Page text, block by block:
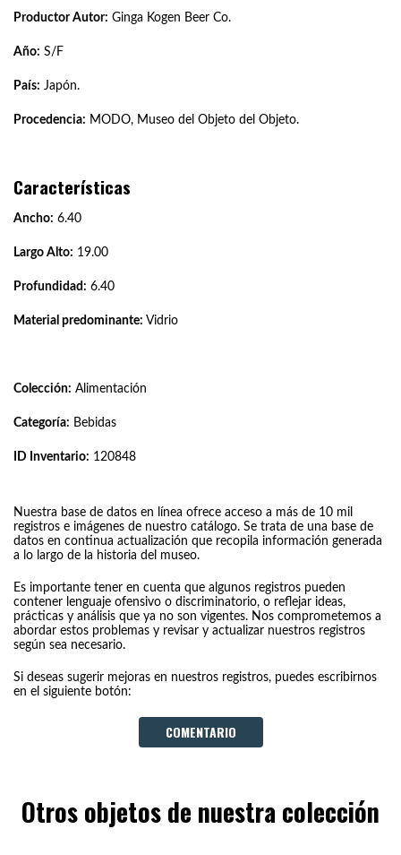
Productor Autor: Ginga Kogen Beer Co.
Año: S/F
País: Japón.
Procedencia: MODO, Museo del Objeto del Objeto.
Características
Ancho: 6.40
Largo Alto: 19.00
Profundidad: 6.40
Material predominante: Vidrio
Colección: Alimentación
Categoría: Bebidas
ID Inventario: 120848
Nuestra base de datos en línea ofrece acceso a más de 10 mil
registros e imágenes de nuestro catálogo. Se trata de una base de
datos en continua actualización que recopila información generada
a lo largo de la historia del museo.
Es importante tener en cuenta que algunos registros pueden
contener lenguaje ofensivo o discriminatorio, o reflejar ideas,
prácticas y análisis que ya no son vigentes. Nos comprometemos a
abordar estos problemas y revisar y actualizar nuestros registros
según sea necesario.
Si deseas sugerir mejoras en nuestros registros, puedes escribirnos
en el siguiente botón:
COMENTARIO
Otros objetos de nuestra colección